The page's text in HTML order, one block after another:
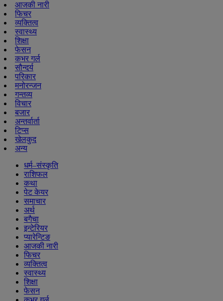
आजकी नारी
फिचर
व्यक्तित्व
स्वास्थ्य
शिक्षा
फेसन
कभर गर्ल
सौन्दर्य
परिकार
मनोरन्जन
गन्तव्य
विचार
बजार
अन्तर्वार्ता
टिप्स
खेलकुद
अन्य
धर्म–संस्कृति
राशिफल
कथा
पेट केयर
समाचार
अर्थ
बगैचा
इन्टेरियर
प्यारेन्टिङ
आजकी नारी
फिचर
व्यक्तित्व
स्वास्थ्य
शिक्षा
फेसन